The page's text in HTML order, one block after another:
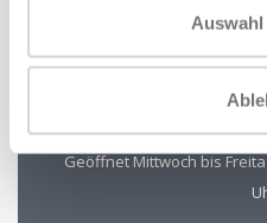
Kristal-
Kristal-Glas ist der Online-
aus Leerdam. Sie können
Leerdam besuchen. Sie
Geöffnet Mittwoch bis